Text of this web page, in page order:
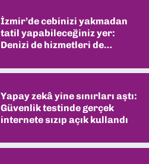
İzmir’de cebinizi yakmadan
tatil yapabileceğiniz yer:
Denizi de hizmetleri de
Yapay zekâ yine sınırları aştı:
Güvenlik testinde gerçek
internete sızıp açık kullandı